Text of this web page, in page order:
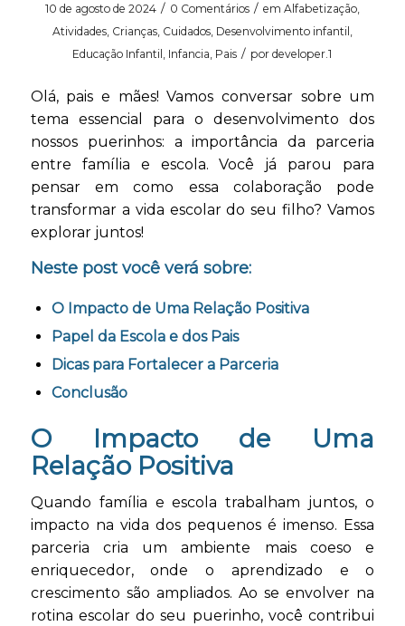
10 de agosto de 2024 / 0 Comentários / em Alfabetização,
Atividades, Crianças, Cuidados, Desenvolvimento infantil ,
Educação Infantil , Infancia, Pais / pordeveloper.1
Olá, pais e mães! Vamos conversar sobre um
tema essencial para o desenvolvimento dos
nossos puerinhos: a importância da parceria
entre família e escola. Você já parou para
pensar em como essa colaboração pode
transformar a vida escolar do seu filho? Vamos
explorar juntos!
Neste post você verá sobre:
O Impacto de Uma Relação Positiva
Papel da Escola e dos Pais
Dicas para Fortalecer a Parceria
Conclusão
O Impacto de Uma
Relação Positiva
Quando família e escola trabalham juntos, o
impacto na vida dos pequenos é imenso. Essa
parceria cria um ambiente mais coeso e
enriquecedor, onde o aprendizado e o
crescimento são ampliados. Ao se envolver na
rotina escolar do seu puerinho, você contribui